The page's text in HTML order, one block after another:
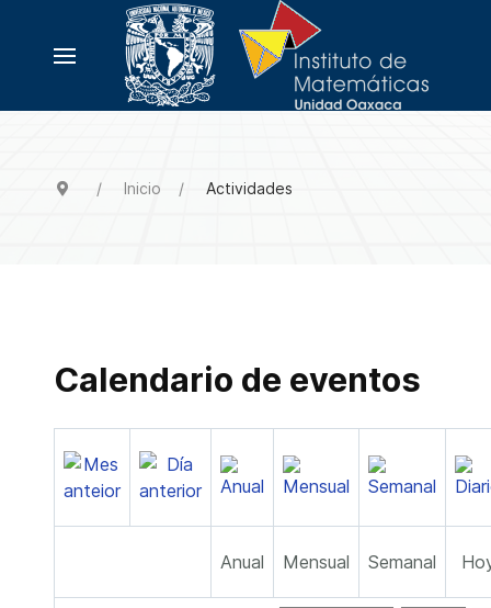
Inicio Actividades
Calendario de eventos
Anual Mensual Semanal